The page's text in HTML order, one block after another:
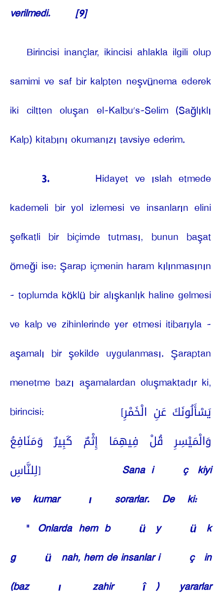
verilmedi.
[9]
Birincisi inançlar, ikincisi ahlakla ilgili olup
samimi ve saf bir kalpten neşvünema ederek
iki ciltten oluşan el-Kalbu’s-Selim (Sağlıklı
Kalp) kitabını okumanızı tavsiye ederim.
3.
Hidayet ve ıslah etmede
kademeli bir yol izlemesi ve insanların elini
şefkatli bir biçimde tutması, bunun başat
örneği ise: Şarap içmenin haram kılınmasının
- toplumda köklü bir alışkanlık haline gelmesi
ve kalp ve zihinlerinde yer etmesi itibarıyla -
aşamalı bir şekilde uygulanması. Şaraptan
menetme bazı aşamalardan oluşmaktadır ki,
birincisi:
[يَسْأَلُونَكَ عَنِ الْخَمْرِ
وَالْمَيْسِرِ قُلْ فِيهِمَا إِثْمٌ كَبِيرٌ وَمَنَافِعُ
لِلنَّاسِ]
Sana i ç kiyi
ve kumar
ı
sorarlar. De ki:
“ Onlarda hem b ü y ü k
g
ü nah, hem de insanlar i ç in
(baz
ı zahir î ) yararlar